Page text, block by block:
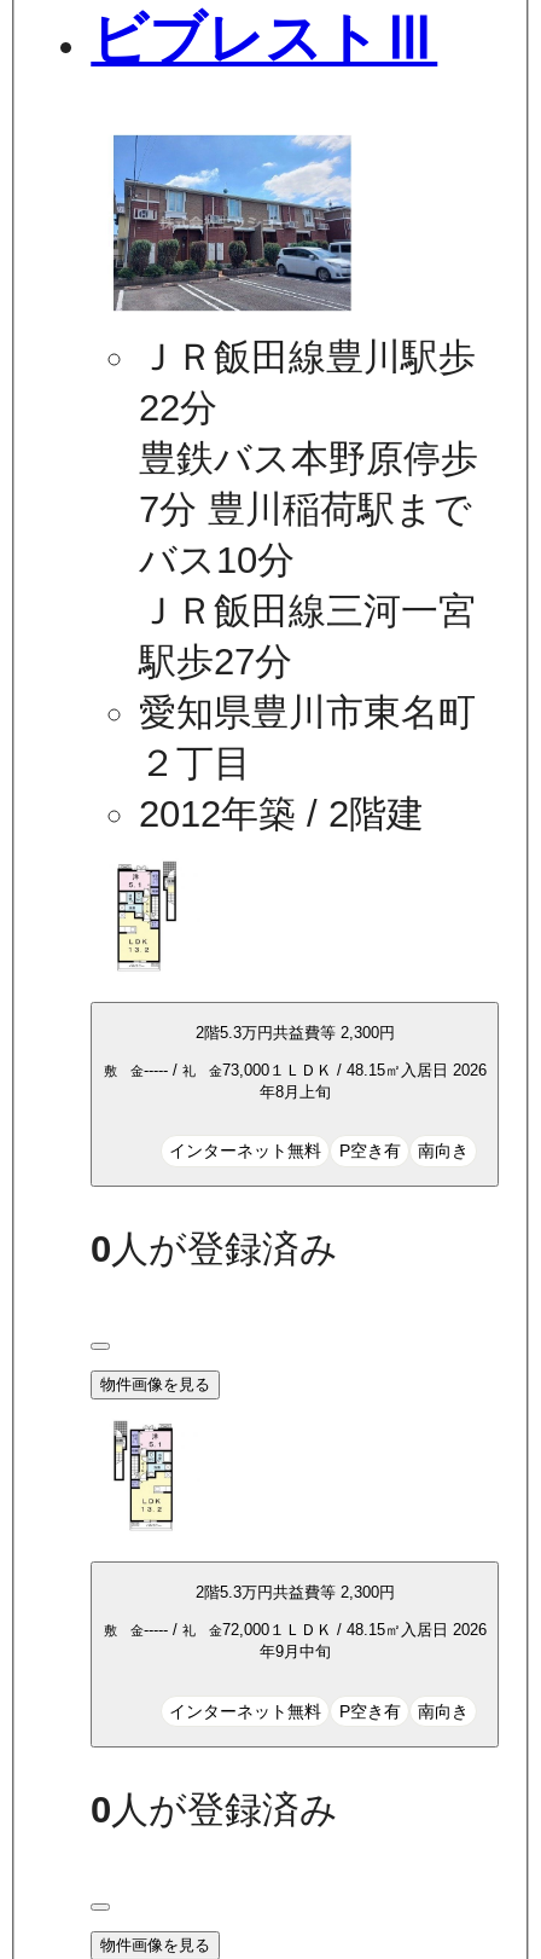
ビブレストⅢ
ＪＲ飯田線豊川駅歩
22分
豊鉄バス本野原停歩
7分 豊川稲荷駅まで
バス10分
ＪＲ飯田線三河一宮
駅歩27分
愛知県豊川市東名町
２丁目
2012年築 / 2階建
2階5.3万円共益費等 2,300円
敷 金-----/ 礼 金73,000１ＬＤＫ / 48.15㎡ 入居日 2026
年8月上旬
インターネット無料 P空き有 南向き
0人が登録済み
物件画像を見る
2階5.3万円共益費等 2,300円
敷 金-----/ 礼 金72,000１ＬＤＫ / 48.15㎡ 入居日 2026
年9月中旬
インターネット無料 P空き有 南向き
0 人が登録済み
物件画像を見る